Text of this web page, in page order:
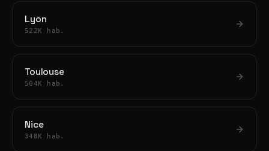
Lyon
522K hab.
Toulouse
504K hab.
Nice
348K hab.